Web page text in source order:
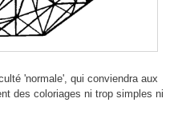
'normale', qui conviendra aux
des coloriages ni trop simples ni